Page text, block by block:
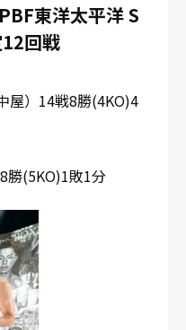
東洋太平洋 S
回戦
屋）14戦8勝(4KO)4
勝(5KO)1敗1分